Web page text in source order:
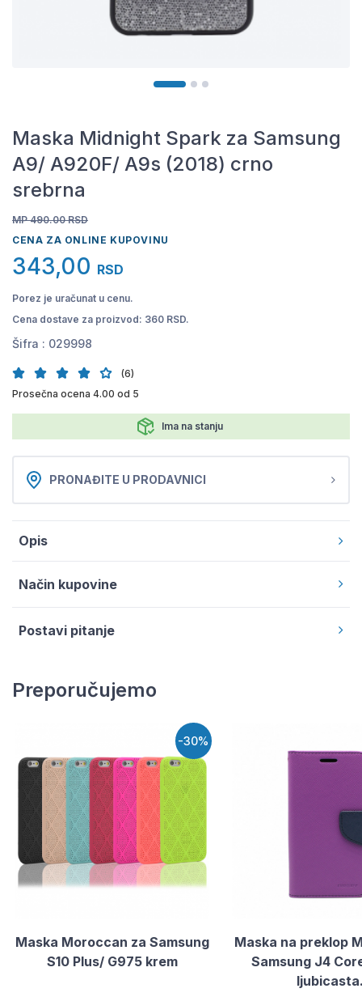
Maska Midnight Spark za Samsung
A9/ A920F/ A9s (2018) crno
srebrna
MP 490.00 RSD
CENA ZA ONLINE KUPOVINU
343,00 RSD
Porez je uračunat u cenu.
Cena dostave za proizvod: 360 RSD.
Šifra : 029998
(6)
Prosečna ocena 4.00 od 5
Ima na stanju
PRONAĐITE U PRODAVNICI
Opis
Način kupovine
Postavi pitanje
Preporučujemo
-30%
Maska Moroccan za Samsung
S10 Plus/ G975 krem
Maska na preklop
Samsung J4